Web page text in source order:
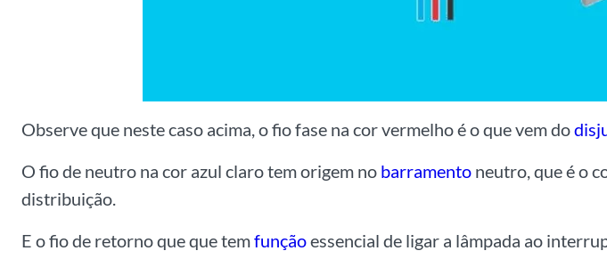
Observe que neste caso acima, o fio fase na cor vermelho é o que vem do
O fio de neutro na cor azul claro tem origem no barramento neutro, que é o
distribuição.
E o fio de retorno que que temfunçãoessencial de ligar a lâmpada ao